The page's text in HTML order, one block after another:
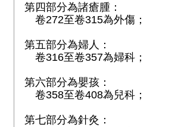
第四部分為諸瘡腫：
卷272至卷315為外傷；
第五部分為婦人：
卷316至卷357為婦科；
第六部分為嬰孩：
卷358至卷408為兒科；
第七部分為針灸：